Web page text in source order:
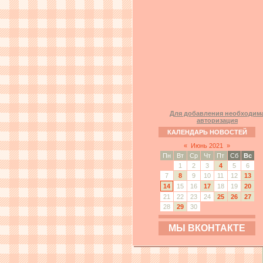
Для добавления
авторизация
КАЛЕНДАРЬ НОВОСТЕЙ
«
Июнь 2021
»
Пн
Вт Ср Чт Пт Сб
Вс
1
2 3 4 5
6
7
8 9 10 11 12
13
14
15 16 17 18 19
20
21
22 23 24 25 26
27
28
29 30
МЫ ВКОНТАКТЕ